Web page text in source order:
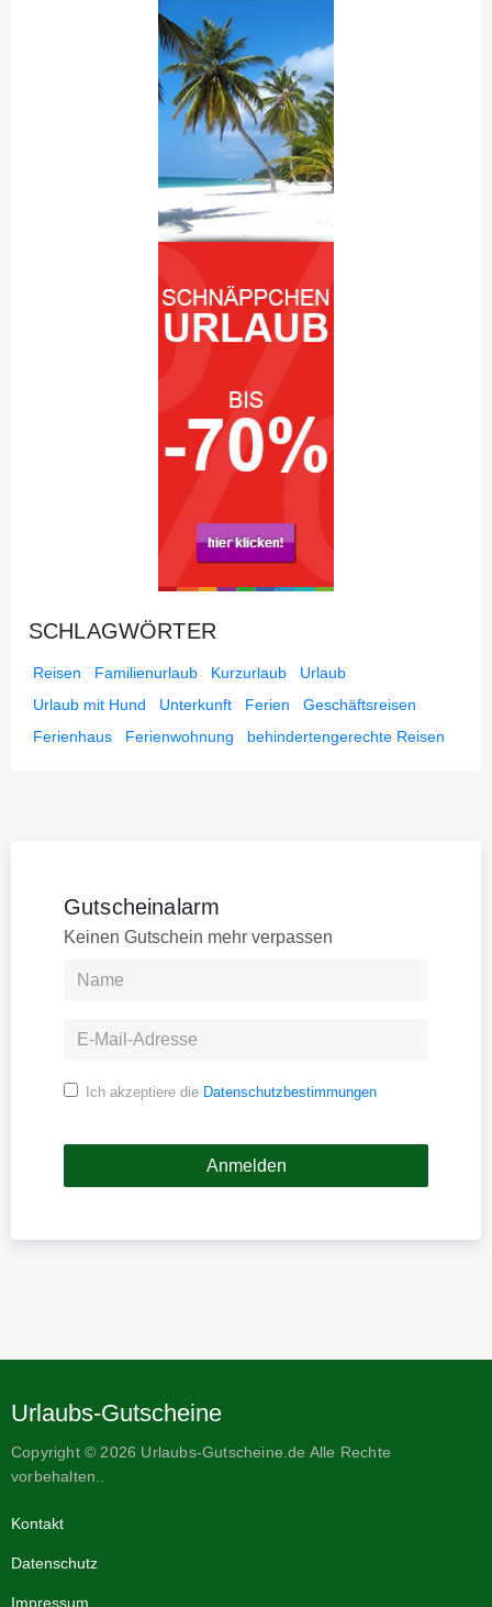
SCHLAGWÖRTER
Reisen Familienurlaub Kurzurlaub
Urlaub
Urlaub mit Hund
Unterkunft Ferien
Geschäftsreisen
Ferienhaus
Ferienwohnung behindertengerechte Reisen
Gutscheinalarm
Keinen Gutschein mehr verpassen
Ich akzeptiere die Datenschutzbestimmungen
Urlaubs-Gutscheine
Copyright © 2026 Urlaubs-Gutscheine.de Alle Rechte
vorbehalten..
Kontakt
Datenschutz
Impressum